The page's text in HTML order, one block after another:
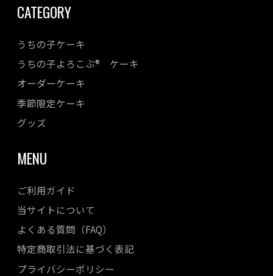
2023年08月
2023年06月
2023年05月
2023年04月
2023年03月
2023年02月
2022年12月
2022年10月
2022年08月
2022年07月
2022年06月
CATEGORY
うちの子ケーキ
うちの子よろこぶ® ケーキ
オーダーケーキ
季節限定ケーキ
グッズ
MENU
ご利用ガイド
当サイトについて
よくある質問（FAQ）
特定商取引法に基づく表記
プライバシーポリシー